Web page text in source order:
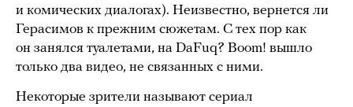
и комических диалогах). Неизвестно, вернется ли
Герасимов к прежним сюжетам. С тех пор как
он занялся туалетами, на DaFuq? Boom! вышло
только два видео, не связанных с ними.
Некоторые зрители называют сериал